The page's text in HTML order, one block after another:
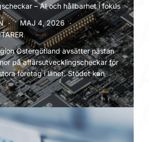
– AI och hållbarhet i fokus
MAJ 4, 2026
Östergötland avsätter nästan
på affärsutvecklingscheckar för
företag i länet. Stödet kan